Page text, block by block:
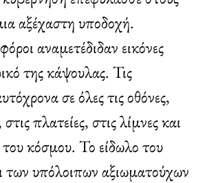
αξέχαστη υποδοχή.
αναμετέδιδαν εικόνες
της κάψουλας. Τις
σε όλες τις οθόνες,
πλατείες, στις λίμνες και
του κόσμου. Το είδωλο του
των υπόλοιπων αξιωματούχων